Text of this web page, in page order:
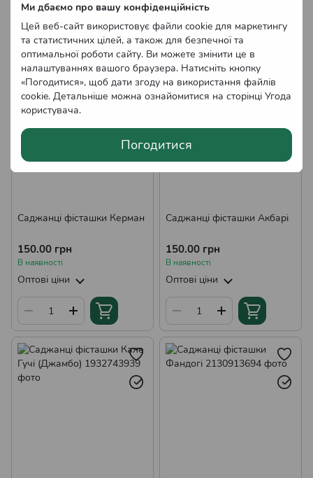
Ми дбаємо про вашу конфіденційність
Цей веб-сайт використовує файли cookie для маркетингу
та статистичних цілей, а також для безпечної та
оптимальної роботи сайту. Ви можете змінити це в
налаштуваннях вашого браузера. Натисніть кнопку
«Погодитися», щоб дати згоду на використання файлів
cookie. Детальніше можна ознайомитися на сторінці Угода
користувача.
Погодитися
Оптові ціни Оптові ціни
Саджанці фісташки Керман
150.00 грн
В наявності
Оптові ціни
Саджанці фісташки Акбарі
150.00 грн
В наявності
Оптові ціни